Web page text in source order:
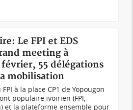
Le FPI et EDS
meeting à
55 délégations
mobilisation
à la place CP1 de Yopougon
populaire ivoirien (FPI,
et la plateforme ensemble pour